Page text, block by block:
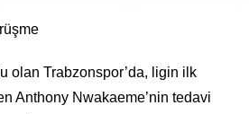
olan Trabzonspor’da, ligin ilk
Anthony Nwakaeme’nin tedavi